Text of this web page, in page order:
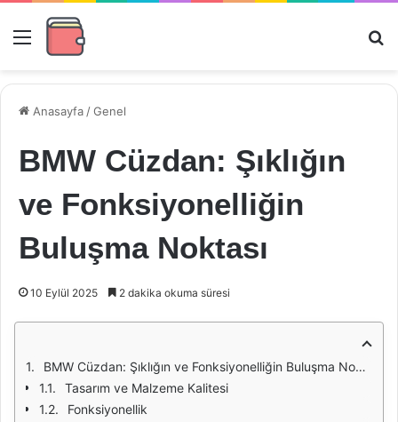
Menü
Anasayfa /Genel
BMW Cüzdan: Şıklığın
ve Fonksiyonelliğin
Buluşma Noktası
10 Eylül 2025 2 dakika okuma süresi
BMW Cüzdan: Şıklığın ve Fonksiyonelliğin Buluşma Noktası
Tasarım ve Malzeme Kalitesi
Fonksiyonellik